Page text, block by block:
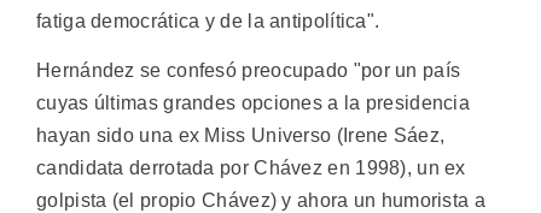
fatiga democrática y de la antipolítica".
Hernández se confesó preocupado "por un país
cuyas últimas grandes opciones a la presidencia
hayan sido una ex Miss Universo (Irene Sáez,
candidata derrotada por Chávez en 1998), un ex
golpista (el propio Chávez) y ahora un humorista a